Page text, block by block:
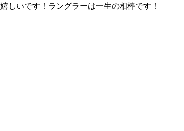
しいです！ラングラーは一生の相棒です！